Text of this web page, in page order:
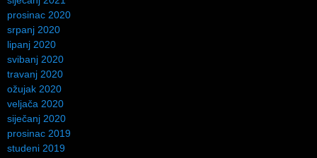
prosinac 2020
srpanj 2020
lipanj 2020
svibanj 2020
travanj 2020
ožujak 2020
veljača 2020
siječanj 2020
prosinac 2019
studeni 2019